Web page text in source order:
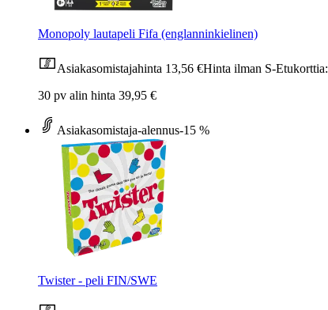
Monopoly lautapeli Fifa (englanninkielinen)
Asiakasomistajahinta 13,56 €Hinta ilman S-Etukorttia:
30 pv alin hinta 39,95 €
Asiakasomistaja-alennus-15 %
Twister - peli FIN/SWE